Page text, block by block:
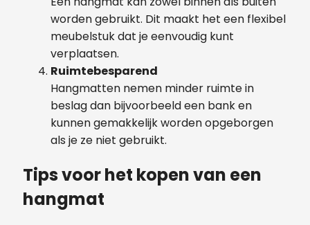
worden gebruikt. Dit maakt het een flexibel
meubelstuk dat je eenvoudig kunt
verplaatsen.
Ruimtebesparend
Hangmatten nemen minder ruimte in
beslag dan bijvoorbeeld een bank en
kunnen gemakkelijk worden opgeborgen
als je ze niet gebruikt.
Tips voor het kopen van een
hangmat